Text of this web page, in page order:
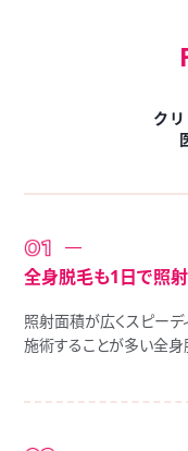
ク
全身脱毛も1日で照
照射面積が広くスピーデ
施術することが多い全